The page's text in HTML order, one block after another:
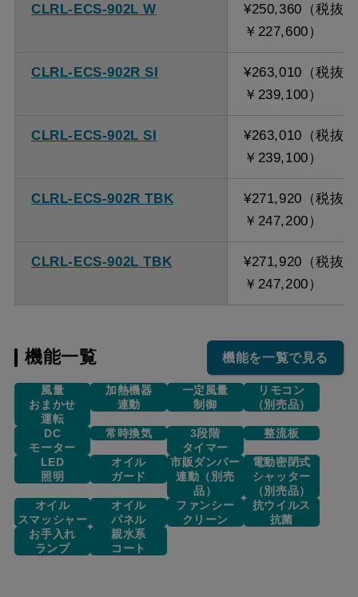
CLRL-ECS-902L W
¥250,360（税抜
￥227,600）
CLRL-ECS-902R SI
¥263,010（税抜
￥239,100）
CLRL-ECS-902L SI
¥263,010（税抜
￥239,100）
CLRL-ECS-902R TBK
¥271,920（税抜
￥247,200）
CLRL-ECS-902L TBK
¥271,920（税抜
￥247,200）
機能一覧 機能を一覧で見る
風量
おまかせ
運転
加熱機器
連動
一定風量
制御
リモコン
（別売品）
DC
モーター
常時換気
3段階
タイマー
整流板
LED
照明
オイル
ガード
市販ダンパー
連動（別売
品）
電動密閉式
シャッター
（別売品）
オイル
スマッシャー
オイル
パネル
ファンシー
クリーン
抗ウイルス
抗菌
お手入れ
ランプ
親水系
コート